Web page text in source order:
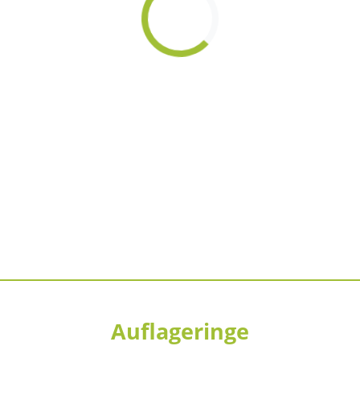
Auflageringe